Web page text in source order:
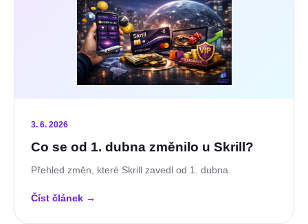
3. 6. 2026
Co se od 1. dubna změnilo u Skrill?
Přehled změn, které Skrill zavedl od 1. dubna.
Číst článek →